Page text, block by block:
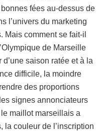
fées au-dessus de
l’univers du marketing
Mais comment se fait-il
de Marseille
saison ratée et à la
difficile, la moindre
des proportions
signes annonciateurs
maillot marseillais a
la couleur de l’inscription